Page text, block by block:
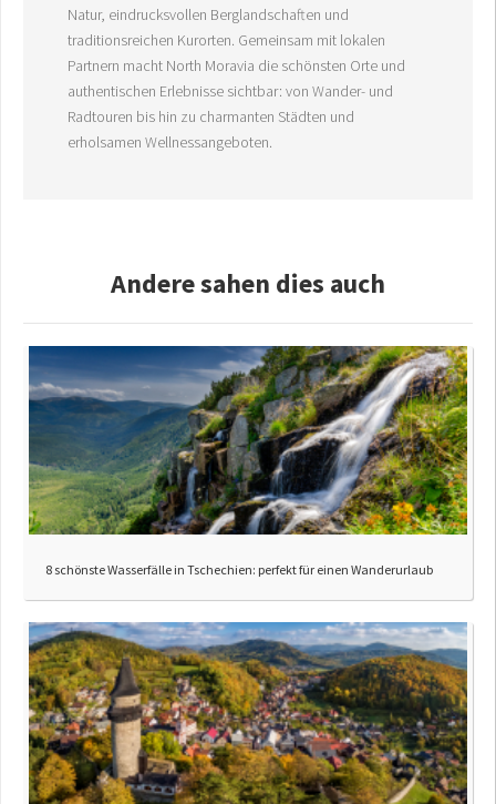
Natur, eindrucksvollen Berglandschaften und
traditionsreichen Kurorten. Gemeinsam mit lokalen
Partnern macht North Moravia die schönsten Orte und
authentischen Erlebnisse sichtbar: von Wander- und
Radtouren bis hin zu charmanten Städten und
erholsamen Wellnessangeboten.
Andere sahen dies auch
8 schönste Wasserfälle in Tschechien: perfekt für einen Wanderurlaub